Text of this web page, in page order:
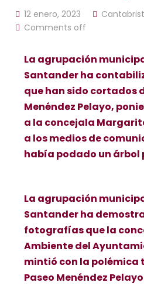
12 enero, 2023
Comments off
La agrupación
Santander ha
que han sido cortados
Menéndez Pelayo,
a la concejala
a los medios de
había podado un árbol
La agrupación
Santander ha
fotografías que la
Ambiente del
mintió con la polémica
Paseo Menéndez